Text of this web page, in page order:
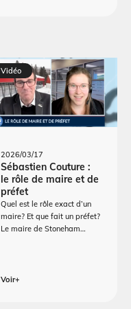
Vidéo
2026/03/17
Sébastien Couture :
le rôle de maire et de
préfet
Quel est le rôle exact d’un
maire? Et que fait un préfet?
Le maire de Stoneham…
Voir+